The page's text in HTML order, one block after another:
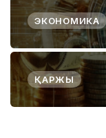
ЭКОНОМИКА
ҚАРЖЫ